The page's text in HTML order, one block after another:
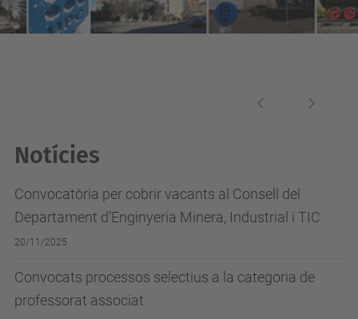
Previous
Notícies
Convocatòria per cobrir vacants al Consell del
Departament d’Enginyeria Minera, Industrial i TIC
20/11/2025
Convocats processos selectius a la categoria de
professorat associat